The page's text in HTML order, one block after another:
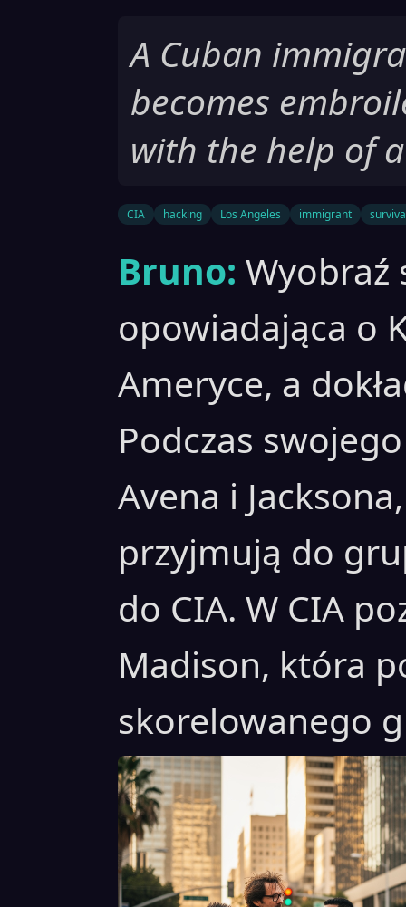
A Cuban
becomes
with the help of
CIA hacking Los Angeles immigrant
Bruno: Wyobraź
opowiadająca o
Ameryce, a
Podczas
Avena i
przyjmują do
do CIA. W CIA
Madison, która
skorelowanego